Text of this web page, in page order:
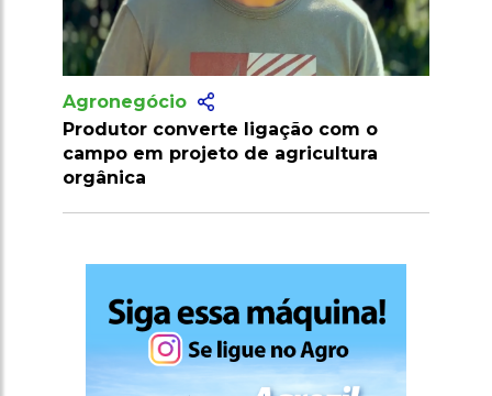
Agronegócio
Marrocos suspende tarifas de
importação de carnes e ovinos até
2026